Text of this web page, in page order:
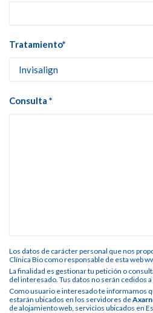
Tratamiento*
Consulta *
Los datos de carácter personal que nos
Clínica Bio como responsable de esta web
La finalidad es gestionar tu petición o
del interesado. Tus datos no serán cedidos
Como usuario e interesado te informamos
estarán ubicados en los servidores de
de alojamiento web, servicios ubicados en